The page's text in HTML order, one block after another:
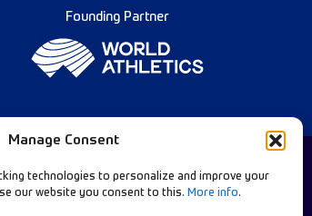
Manage Consent
technologies to personalize and improve your
our website you consent to this. More info.
Founding Partner